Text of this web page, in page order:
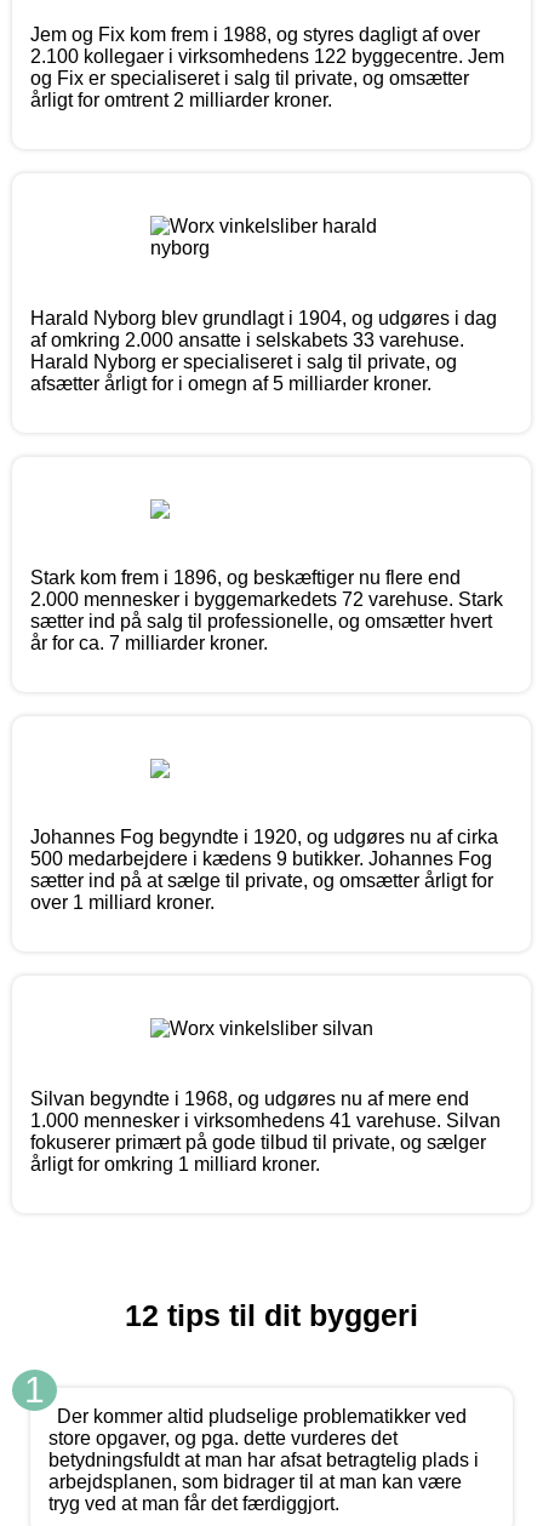
Jem og Fix kom frem i 1988, og styres dagligt af over
2.100 kollegaer i virksomhedens 122 byggecentre. Jem
og Fix er specialiseret i salg til private, og omsætter
årligt for omtrent 2 milliarder kroner.
Harald Nyborg blev grundlagt i 1904, og udgøres i dag
af omkring 2.000 ansatte i selskabets 33 varehuse.
Harald Nyborg er specialiseret i salg til private, og
afsætter årligt for i omegn af 5 milliarder kroner.
Stark kom frem i 1896, og beskæftiger nu flere end
2.000 mennesker i byggemarkedets 72 varehuse. Stark
sætter ind på salg til professionelle, og omsætter hvert
år for ca. 7 milliarder kroner.
Johannes Fog begyndte i 1920, og udgøres nu af cirka
500 medarbejdere i kædens 9 butikker. Johannes Fog
sætter ind på at sælge til private, og omsætter årligt for
over 1 milliard kroner.
Silvan begyndte i 1968, og udgøres nu af mere end
1.000 mennesker i virksomhedens 41 varehuse. Silvan
fokuserer primært på gode tilbud til private, og sælger
årligt for omkring 1 milliard kroner.
12 tips til dit byggeri
1
Der kommer altid pludselige problematikker ved
store opgaver, og pga. dette vurderes det
betydningsfuldt at man har afsat betragtelig plads i
arbejdsplanen, som bidrager til at man kan være
tryg ved at man får det færdiggjort.